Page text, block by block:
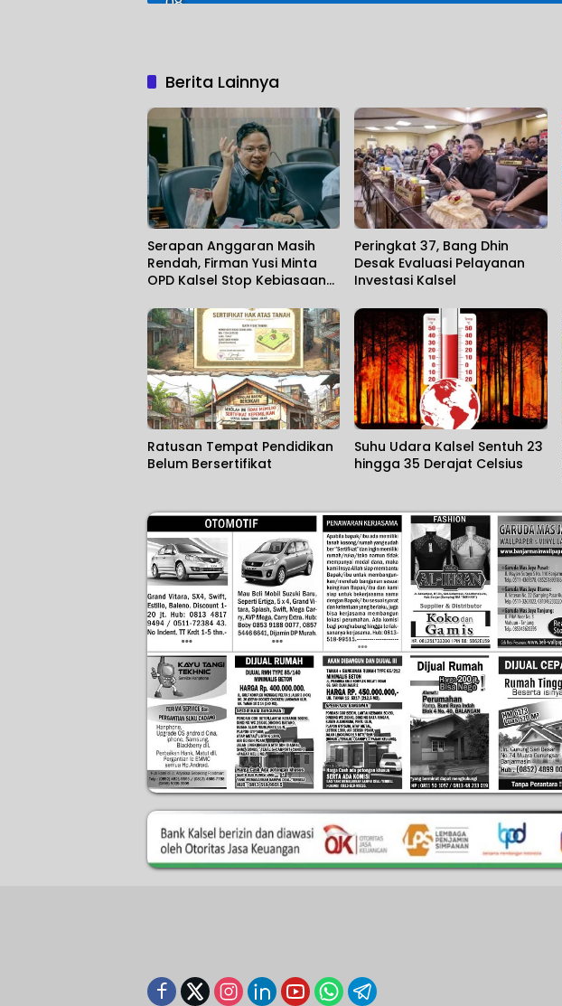
Berita Lainnya
Serapan Anggaran Masih
Rendah, Firman Yusi Minta
OPD Kalsel Stop Kebiasaan
Peringkat 37, Bang Dhin
Desak Evaluasi Pelayanan
Investasi Kalsel
Ratusan Tempat Pendidikan
Belum Bersertifikat
Suhu Udara Kalsel Sentuh 23
hingga 35 Derajat Celsius